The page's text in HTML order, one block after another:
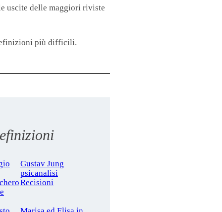
uscite delle maggiori riviste
più difficili.
Gustav Jung
psicanalisi
Recisioni